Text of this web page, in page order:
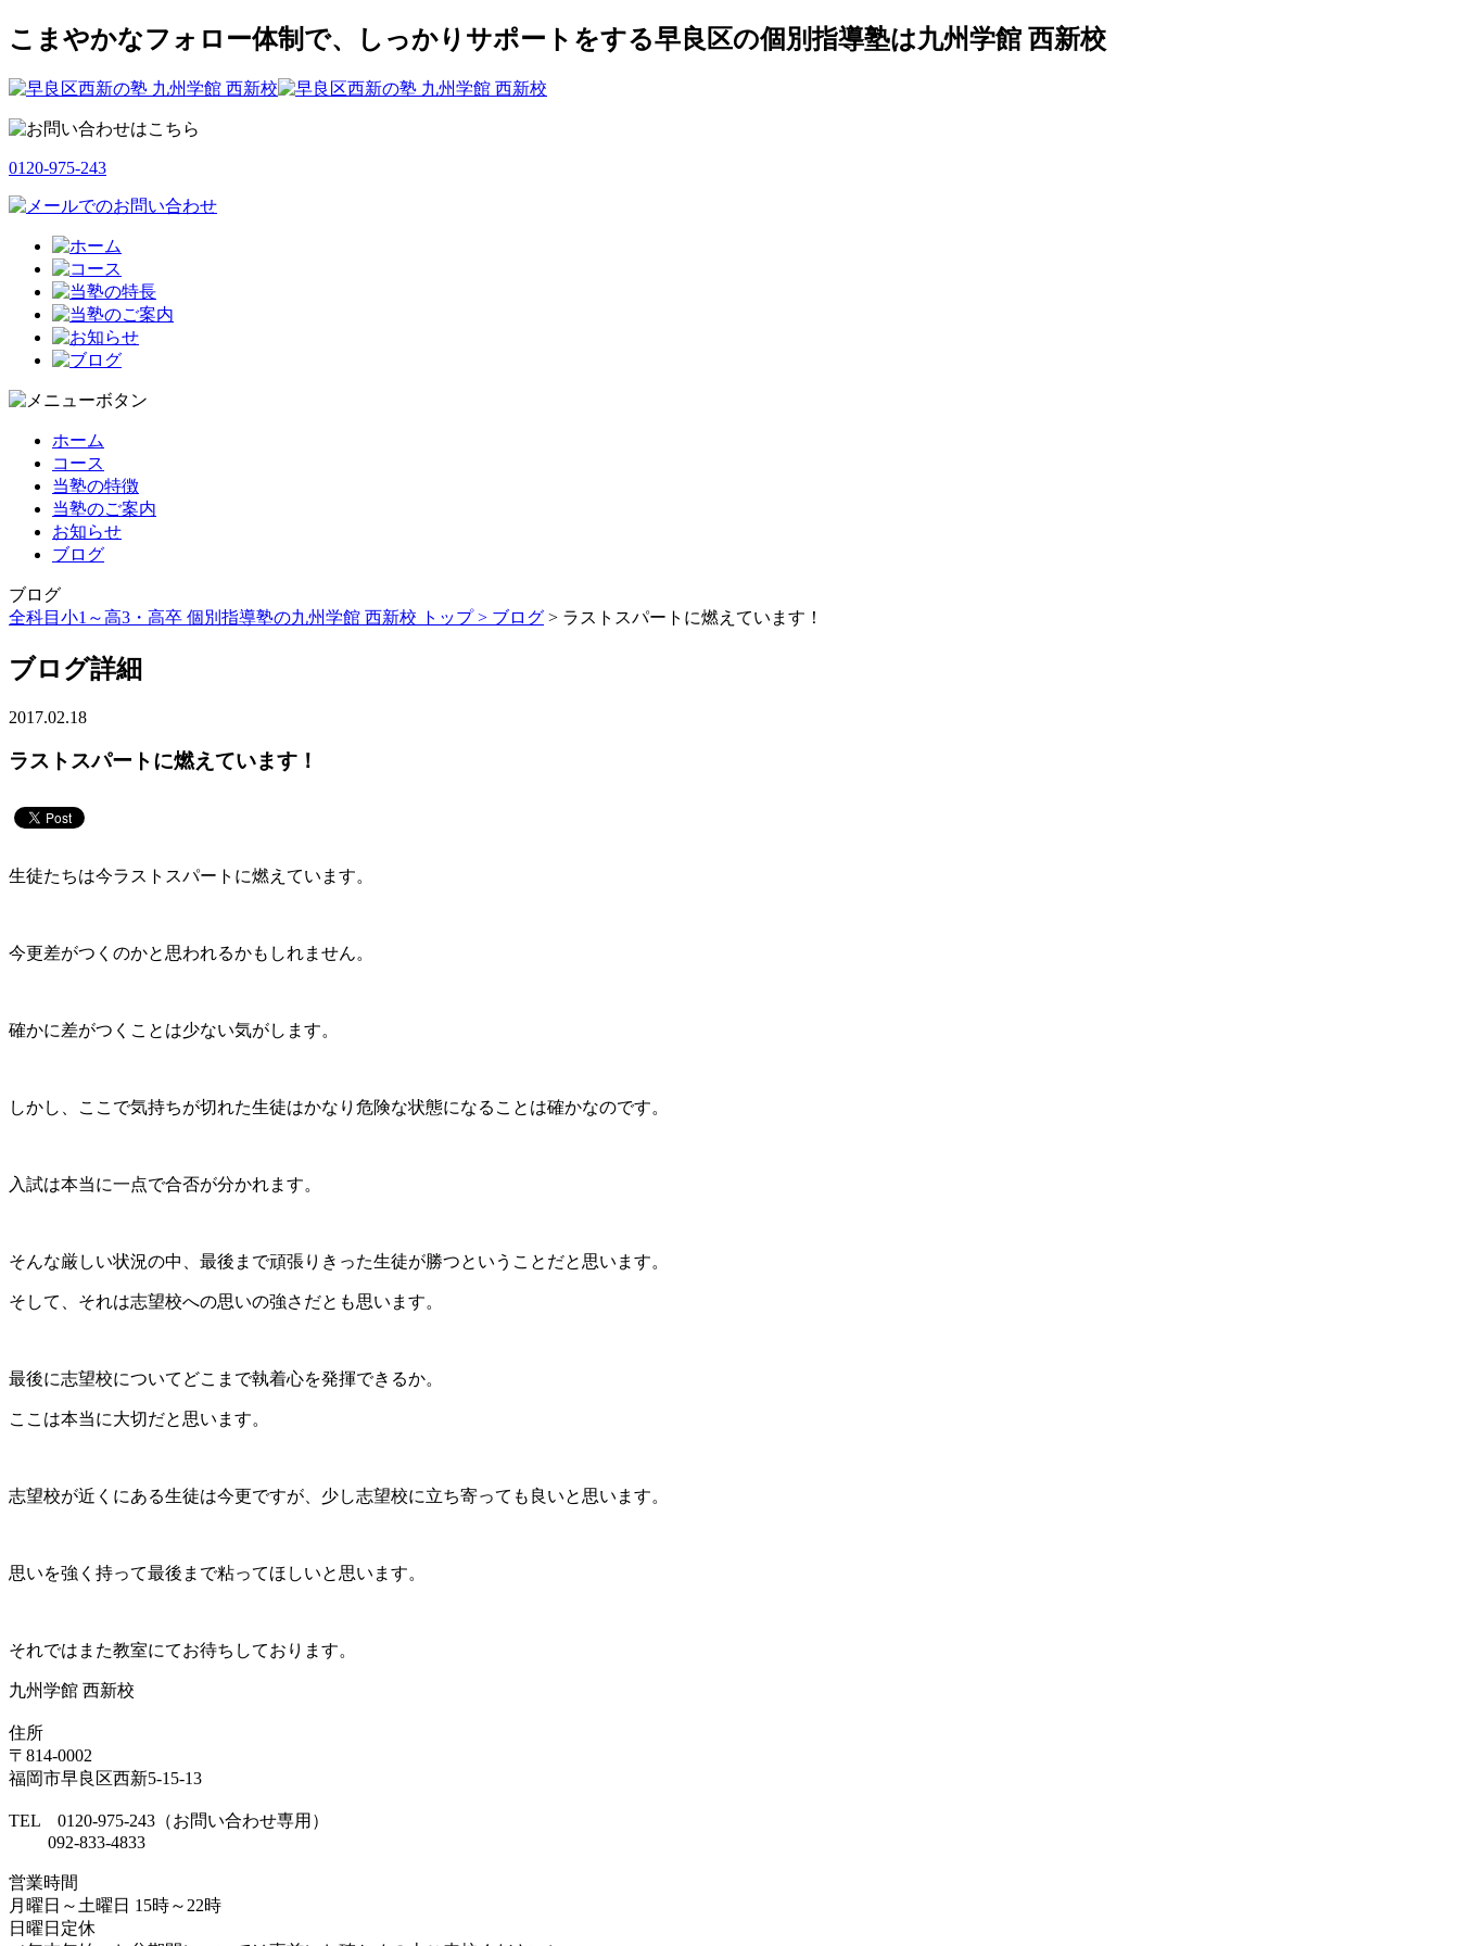
こまやかなフォロー体制で、しっかりサポートをする早良区の個別指導塾は九州学館 西新校
0120-975-243
ホーム
コース
当塾の特徴
当塾のご案内
お知らせ
ブログ
ブログ
全科目小1～高3・高卒 個別指導塾の九州学館 西新校 トップ > ブログ > ラストスパートに燃えています！
ブログ詳細
2017.02.18
ラストスパートに燃えています！
生徒たちは今ラストスパートに燃えています。
今更差がつくのかと思われるかもしれません。
確かに差がつくことは少ない気がします。
しかし、ここで気持ちが切れた生徒はかなり危険な状態になることは確かなのです。
入試は本当に一点で合否が分かれます。
そんな厳しい状況の中、最後まで頑張りきった生徒が勝つということだと思います。
そして、それは志望校への思いの強さだとも思います。
最後に志望校についてどこまで執着心を発揮できるか。
ここは本当に大切だと思います。
志望校が近くにある生徒は今更ですが、少し志望校に立ち寄っても良いと思います。
思いを強く持って最後まで粘ってほしいと思います。
それではまた教室にてお待ちしております。
九州学館 西新校
住所
〒814-0002
福岡市早良区西新5-15-13
TEL 0120-975-243（お問い合わせ専用）
092-833-4833
営業時間
月曜日～土曜日 15時～22時
日曜日定休